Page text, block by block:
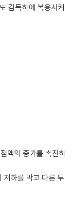
감독하에 복용시켜
액의 증가를 촉진하
저하를 막고 다른 두